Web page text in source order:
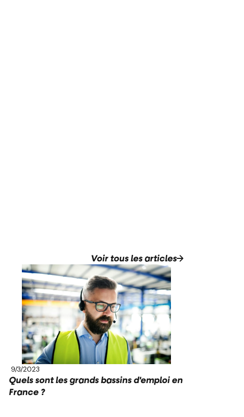
Voir tous les articles
9/3/2023
Quels sont les grands bassins d'emploi en
France ?